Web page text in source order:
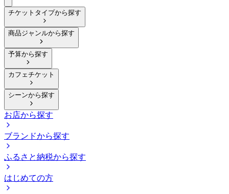
チケットタイプから探す
商品ジャンルから探す
予算から探す
カフェチケット
シーンから探す
お店から探す
ブランドから探す
ふるさと納税から探す
はじめての方